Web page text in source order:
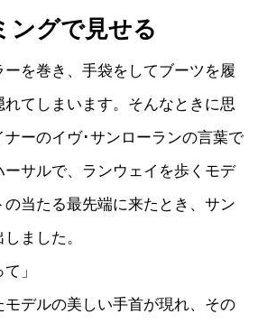
ングで見せる
ーを巻き、手袋をしてブーツを履
れてしまいます。そんなときに思
ーのイヴ･サンローランの言葉で
サルで、ランウェイを歩くモデ
の当たる最先端に来たとき、サン
ました。
」
デルの美しい手首が現れ、その